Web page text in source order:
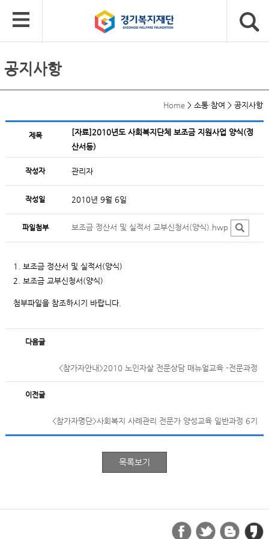
공지사항
Home > 소통·참여 > 공지사항
제목
[자료]2010년도 사회복지단체 보조금 지원사업 양식(정
산서등)
작성자 관리자
작성일 2010년 9월 6일
파일첨부 보조금 정산서 및 실적서 교부신청서(양식).hwp
1. 보조금 정산서 및 실적서(양식)
2. 보조금 교부신청서(양식)
첨부파일을 참조하시기 바랍니다.
다음글
<참가자안내>2010 노인자살 전문상담 매뉴얼교육 -전문과정
이전글
<참가자명단>사회복지 사례관리 전문가 양성교육 일반과정 6기